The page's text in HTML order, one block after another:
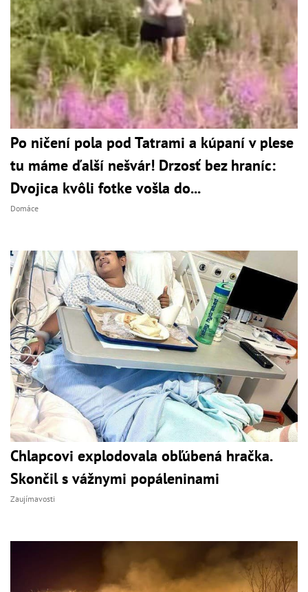
Po ničení pola pod Tatrami a kúpaní v plese
tu máme ďalší nešvár! Drzosť bez hraníc:
Dvojica kvôli fotke vošla do...
Domáce
Chlapcovi explodovala obľúbená hračka.
Skončil s vážnymi popáleninami
Zaujímavosti